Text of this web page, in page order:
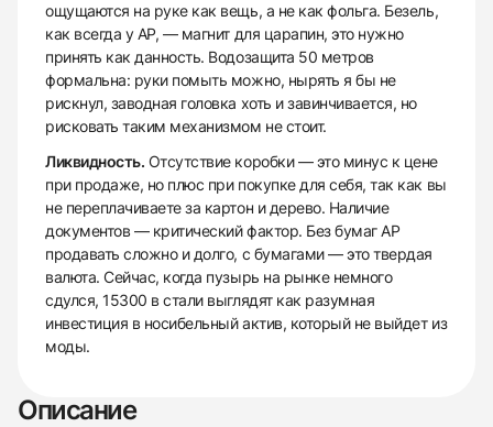
ощущаются на руке как вещь, а не как фольга. Безель,
как всегда у AP, — магнит для царапин, это нужно
принять как данность. Водозащита 50 метров
формальна: руки помыть можно, нырять я бы не
рискнул, заводная головка хоть и завинчивается, но
рисковать таким механизмом не стоит.
Ликвидность. Отсутствие коробки — это минус к цене
при продаже, но плюс при покупке для себя, так как вы
не переплачиваете за картон и дерево. Наличие
документов — критический фактор. Без бумаг AP
продавать сложно и долго, с бумагами — это твердая
валюта. Сейчас, когда пузырь на рынке немного
сдулся, 15300 в стали выглядят как разумная
инвестиция в носибельный актив, который не выйдет из
моды.
Описание